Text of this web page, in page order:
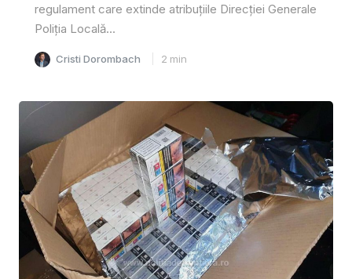
regulament care extinde atribuțiile Direcției Generale
Poliția Locală...
Cristi Dorombach 2 min